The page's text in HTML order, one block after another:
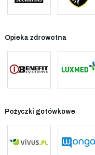
Opieka zdrowotna
Pożyczki gotówkowe